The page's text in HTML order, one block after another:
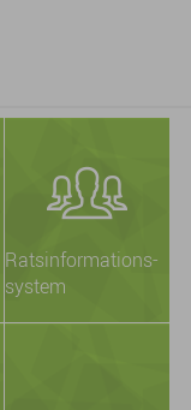
Ratsinformations-
system